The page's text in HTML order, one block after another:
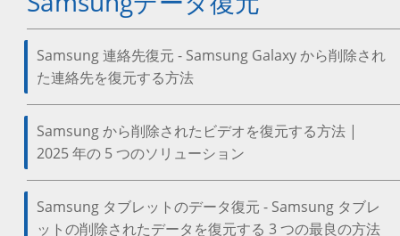
Samsung 連絡先復元 - Samsung Galaxy から削除され
た連絡先を復元する方法
Samsung から削除されたビデオを復元する方法 |
2025 年の 5 つのソリューション
Samsung タブレットのデータ復元 - Samsung タブレ
ットの削除されたデータを復元する 3 つの最良の方法